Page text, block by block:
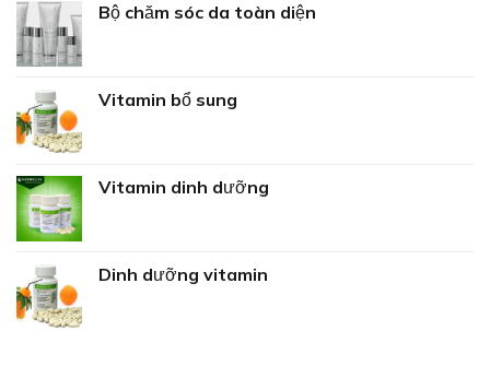
Bộ chăm sóc da toàn diện
Vitamin bổ sung
Vitamin dinh dưỡng
Dinh dưỡng vitamin